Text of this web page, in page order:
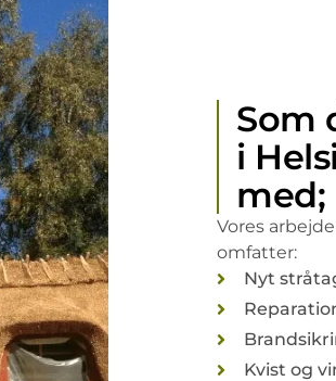
Som
i
med;
Vores
omfatter:
Nyt
Kvist og